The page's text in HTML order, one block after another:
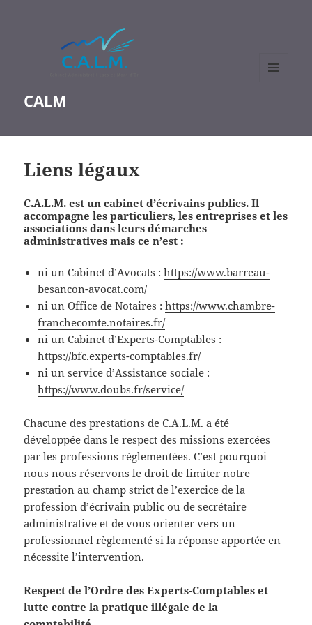
CALM
Liens légaux
C.A.L.M. est un cabinet d’écrivains publics. Il
accompagne les particuliers, les entreprises et les
associations dans leurs démarches
administratives mais ce n’est :
ni un Cabinet d’Avocats :https://www.barreau-
besancon-avocat.com/
ni un Office de Notaires :https://www.chambre-
franchecomte.notaires.fr/
ni un Cabinet d’Experts-Comptables :
https://bfc.experts-comptables.fr/
ni un service d’Assistance sociale :
https://www.doubs.fr/service/
Chacune des prestations de C.A.L.M. a été
développée dans le respect des missions exercées
par les professions règlementées. C’est pourquoi
nous nous réservons le droit de limiter notre
prestation au champ strict de l’exercice de la
profession d’écrivain public ou de secrétaire
administrative et de vous orienter vers un
professionnel règlementé si la réponse apportée en
nécessite l’intervention.
Respect de l’Ordre des Experts-Comptables et
lutte contre la pratique illégale de la